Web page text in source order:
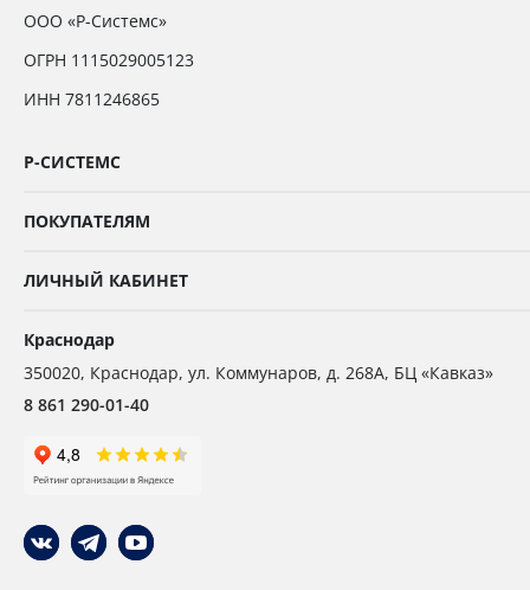
ООО «Р-Системс»
ОГРН 1115029005123
ИНН 7811246865
Р-СИСТЕМС
ПОКУПАТЕЛЯМ
ЛИЧНЫЙ КАБИНЕТ
Краснодар
350020, Краснодар, ул. Коммунаров, д. 268А, БЦ «Кавказ»
8 861 290-01-40